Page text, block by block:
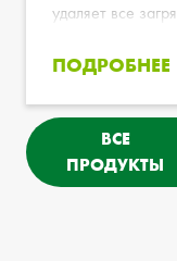
удаляет все
ПОДРОБНЕЕ
ВСЕ
ПРОДУКТЫ